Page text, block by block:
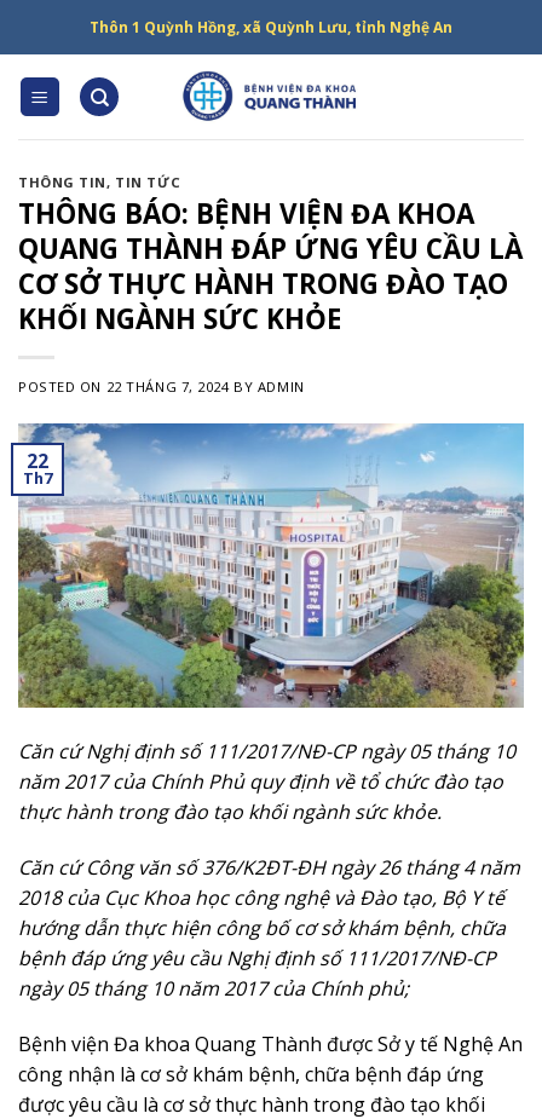
content
Thôn 1 Quỳnh Hồng, xã Quỳnh Lưu, tỉnh Nghệ An
THÔNG TIN, TIN TỨC
THÔNG BÁO: BỆNH VIỆN ĐA KHOA
QUANG THÀNH ĐÁP ỨNG YÊU CẦU LÀ
CƠ SỞ THỰC HÀNH TRONG ĐÀO TẠO
KHỐI NGÀNH SỨC KHỎE
POSTED ON 22 THÁNG 7, 2024BY ADMIN
22
Th7
Căn cứ Nghị định số 111/2017/NĐ-CP ngày 05 tháng 10
năm 2017 của Chính Phủ quy định về tổ chức đào tạo
thực hành trong đào tạo khối ngành sức khỏe.
Căn cứ Công văn số 376/K2ĐT-ĐH ngày 26 tháng 4 năm
2018 của Cục Khoa học công nghệ và Đào tạo, Bộ Y tế
hướng dẫn thực hiện công bố cơ sở khám bệnh, chữa
bệnh đáp ứng yêu cầu Nghị định số 111/2017/NĐ-CP
ngày 05 tháng 10 năm 2017 của Chính phủ;
Bệnh viện Đa khoa Quang Thành được Sở y tế Nghệ An
công nhận là cơ sở khám bệnh, chữa bệnh đáp ứng
được yêu cầu là cơ sở thực hành trong đào tạo khối